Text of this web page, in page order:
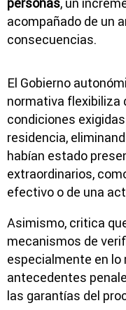
personas, un
acompañado de un
consecuencias.
El Gobierno
normativa flexibiliza
condiciones
residencia,
habían estado
extraordinarios,
efectivo o de una
Asimismo, critica
mecanismos de
especialmente en lo
antecedentes
las garantías del